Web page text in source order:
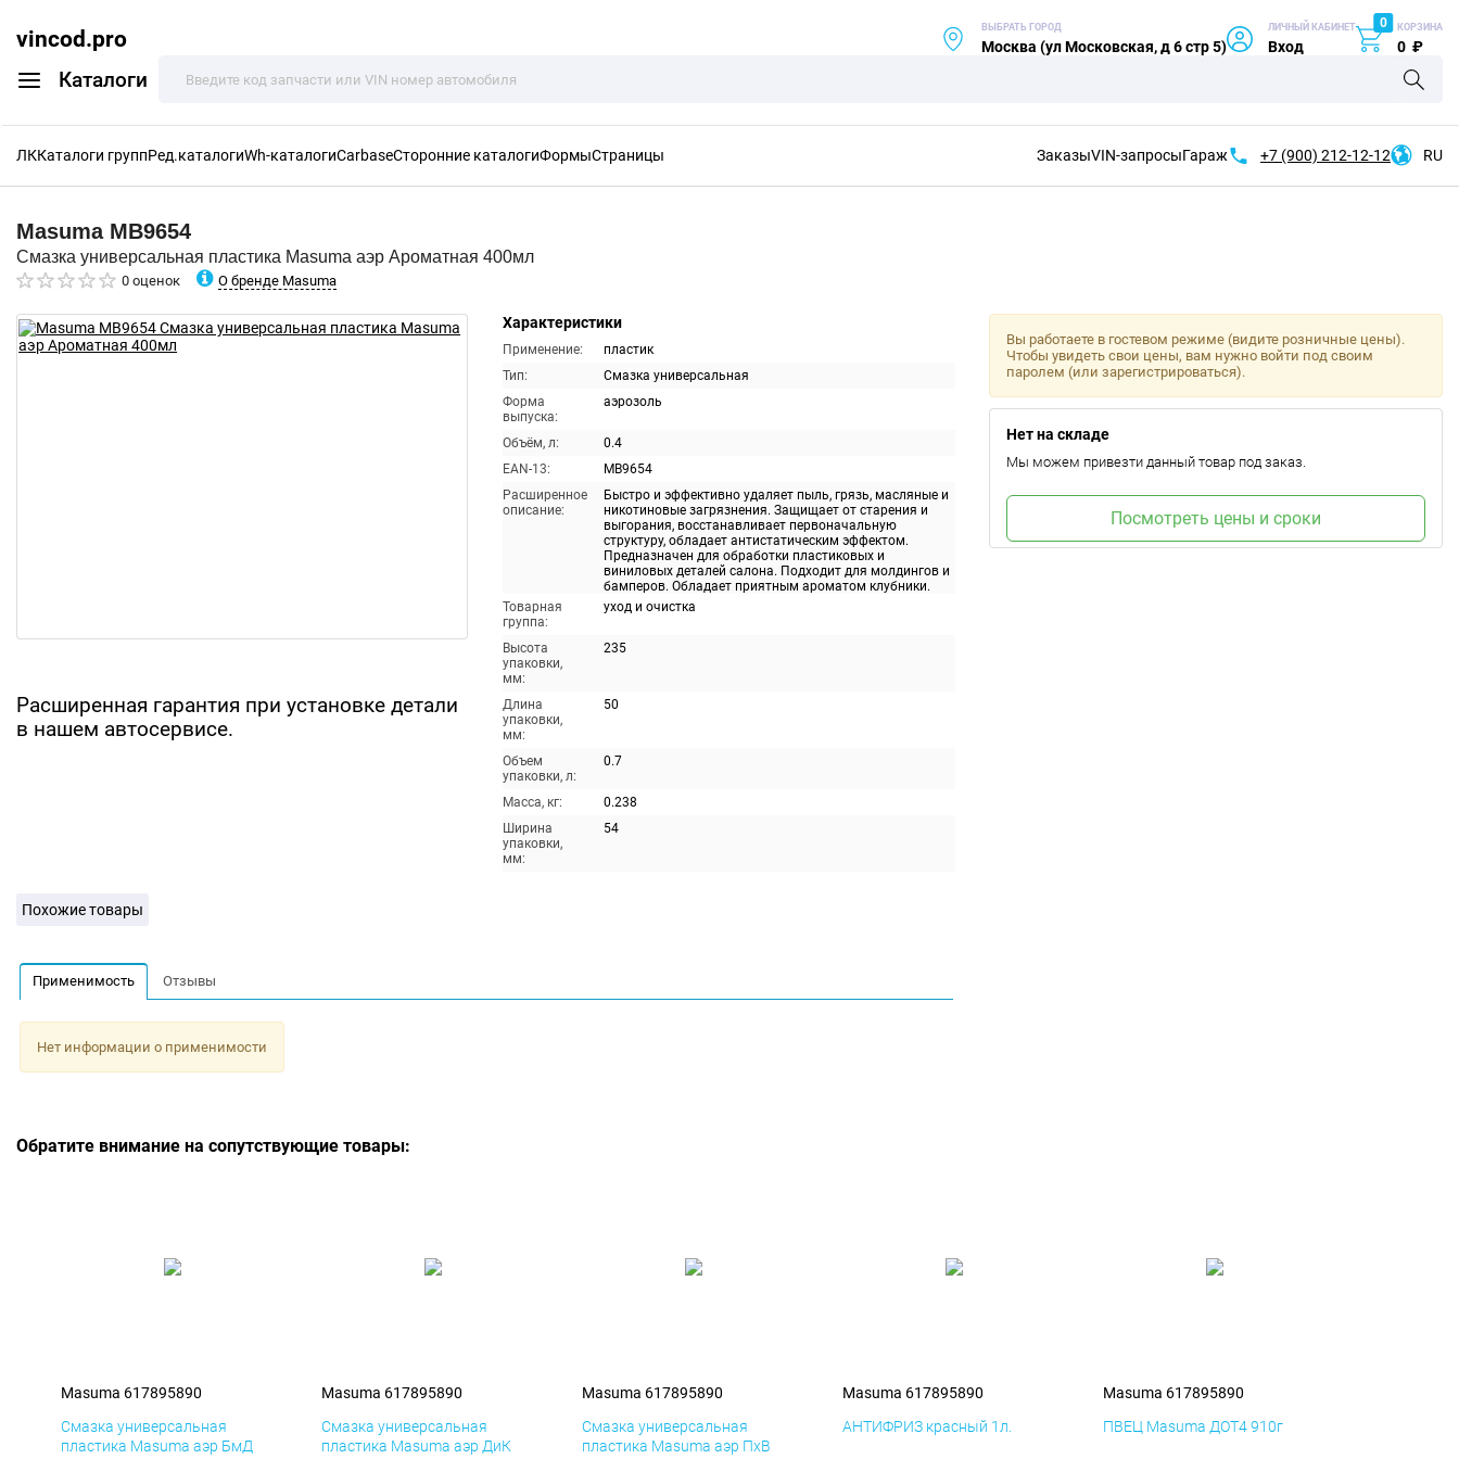
vincod.pro
Каталоги
ВЫБРАТЬ ГОРОД
Москва (ул Московская, д 6 стр 5)
ЛИЧНЫЙ КАБИНЕТ
Вход
0 КОРЗИНА
0 ₽
ЛККаталоги группРед.каталогиWh-каталогиCarbaseСторонние каталогиФормыСтраницы ЗаказыVIN-запросыГараж +7 (900) 212-12-12 RU
Masuma MB9654
Смазка универсальная пластика Masuma аэр Ароматная 400мл
0 оценок О бренде Masuma
Расширенная гарантия при установке детали
в нашем автосервисе.
Характеристики
Применение:
пластик
Тип:
Смазка универсальная
Форма
выпуска:
аэрозоль
Объём, л:
0.4
EAN-13:
MB9654
Расширенное
описание:
Быстро и эффективно удаляет пыль, грязь, масляные и
никотиновые загрязнения. Защищает от старения и
выгорания, восстанавливает первоначальную
структуру, обладает антистатическим эффектом.
Предназначен для обработки пластиковых и
виниловых деталей салона. Подходит для молдингов и
бамперов. Обладает приятным ароматом клубники.
Товарная
группа:
уход и очистка
Высота
упаковки,
мм:
235
Длина
упаковки,
мм:
50
Объем
упаковки, л:
0.7
Масса, кг:
0.238
Ширина
упаковки,
мм:
54
Вы работаете в гостевом режиме (видите розничные цены).
Чтобы увидеть свои цены, вам нужно войти под своим
паролем (или зарегистрироваться).
Нет на складе
Мы можем привезти данный товар под заказ.
Посмотреть цены и сроки
Похожие товары
Применимость Отзывы
Нет информации о применимости
Обратите внимание на сопутствующие товары:
Masuma 617895890
Смазка универсальная
пластика Masuma аэр БмД
Masuma 617895890
Смазка универсальная
пластика Masuma аэр ДиК
Masuma 617895890
Смазка универсальная
пластика Masuma аэр ПхВ
Masuma 617895890
АНТИФРИЗ красный 1л.
Masuma 617895890
ПВЕЦ Masuma ДОТ4 910г